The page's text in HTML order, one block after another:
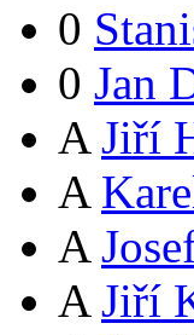
0
0 Jan
A Jiří
A
A
A Jiří